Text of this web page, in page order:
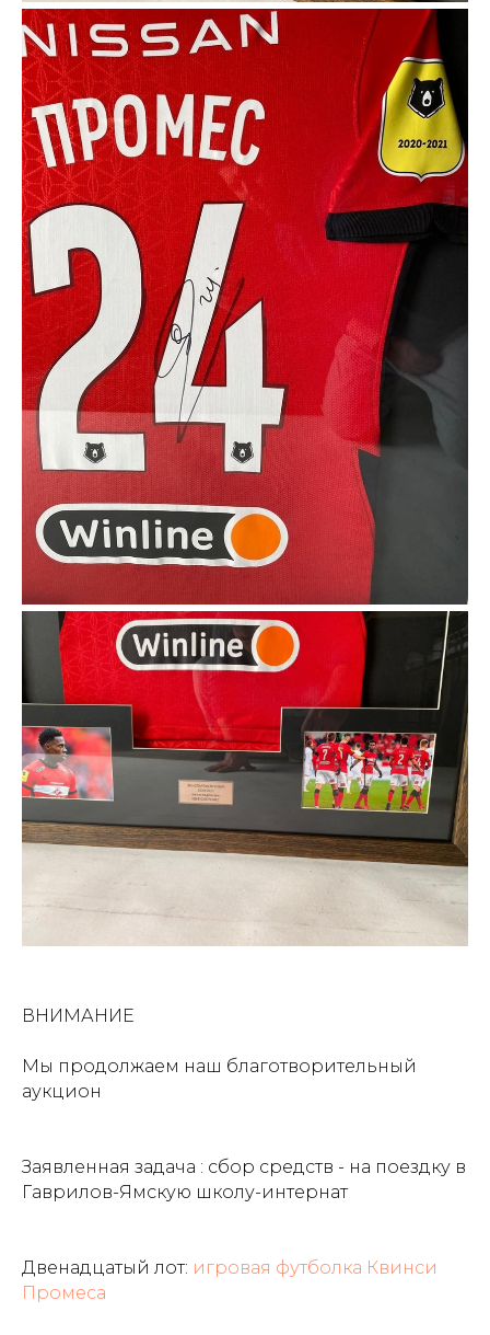
ВНИМАНИЕ
Мы продолжаем наш благотворительный
аукцион
Заявленная задача : сбор средств - на поездку в
Гаврилов-Ямскую школу-интернат
Двенадцатый лот: игровая футболка Квинси
Промеса